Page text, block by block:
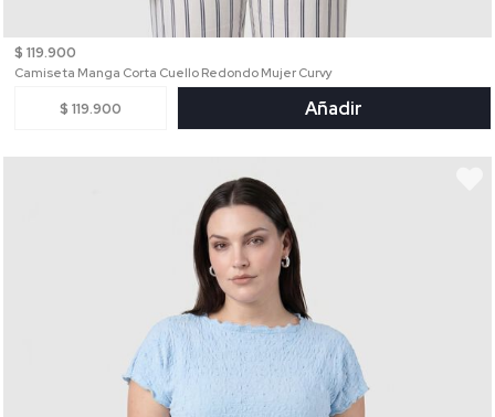
$ 119.900
Camiseta Manga Corta Cuello Redondo Mujer Curvy
$ 119.900 Añadir